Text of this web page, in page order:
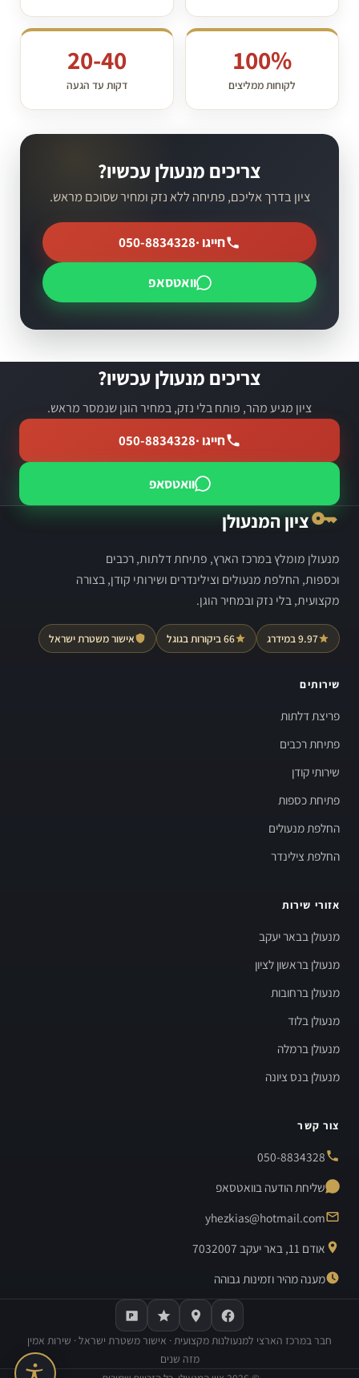
100%
לקוחות ממליצים
20-40
דקות עד הגעה
צריכים מנעולן עכשיו?
ציון בדרך אליכם, פתיחה ללא נזק ומחיר שסוכם מראש.
חייגו ·050-8834328
וואטסאפ
צריכים מנעולן עכשיו?
ציון מגיע מהר, פותח בלי נזק, במחיר הוגן שנמסר מראש.
חייגו ·050-8834328
וואטסאפ
ציון המנעולן
מנעולן מומלץ במרכז הארץ, פתיחת דלתות, רכבים
וכספות, החלפת מנעולים וצילינדרים ושירותי קודן, בצורה
מקצועית, בלי נזק ובמחיר הוגן.
9.97 במידרג 66 ביקורות בגוגל אישור משטרת ישראל
שירותים
פריצת דלתות
פתיחת רכבים
שירותי קודן
פתיחת כספות
החלפת מנעולים
החלפת צילינדר
אזורי שירות
מנעולן בבאר יעקב
מנעולן בראשון לציון
מנעולן ברחובות
מנעולן בלוד
מנעולן ברמלה
מנעולן בנס ציונה
צור קשר
050-8834328
שליחת הודעה בוואטסאפ
yhezkias@hotmail.com
אודם 11, באר יעקב 7032007
מענה מהיר וזמינות גבוהה
חבר במרכז הארצי למנעולנות מקצועית · אישור משטרת ישראל · שירות אמין
מזה שנים